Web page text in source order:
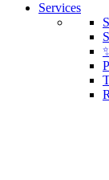
Services